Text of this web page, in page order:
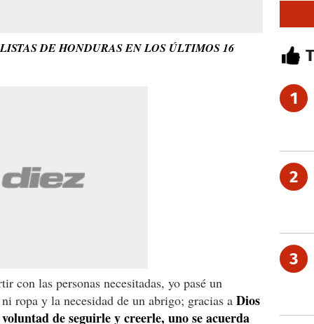
DE HONDURAS EN LOS ÚLTIMOS 16
con las personas necesitadas, yo pasé un
ropa y la necesidad de un abrigo; gracias a Dios
de seguirle y creerle, uno se acuerda
1
2
3